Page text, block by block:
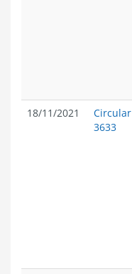
18/11/2021
Circular
3633